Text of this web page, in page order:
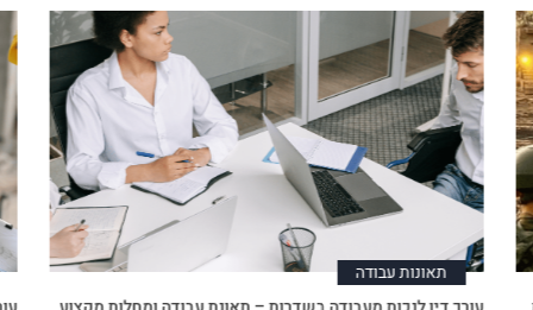
תאונות עבודה